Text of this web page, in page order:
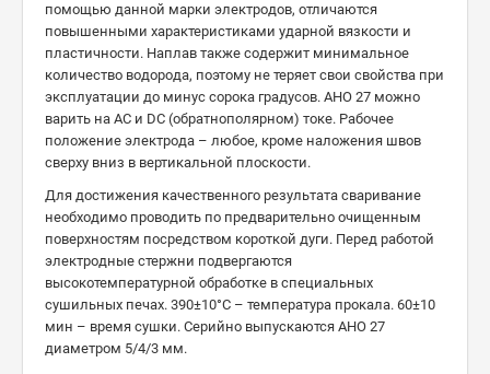
помощью данной марки электродов, отличаются
повышенными характеристиками ударной вязкости и
пластичности. Наплав также содержит минимальное
количество водорода, поэтому не теряет свои свойства при
эксплуатации до минус сорока градусов. АНО 27 можно
варить на AC и DC (обратнополярном) токе. Рабочее
положение электрода – любое, кроме наложения швов
сверху вниз в вертикальной плоскости.
Для достижения качественного результата сваривание
необходимо проводить по предварительно очищенным
поверхностям посредством короткой дуги. Перед работой
электродные стержни подвергаются
высокотемпературной обработке в специальных
сушильных печах. 390±10°C – температура прокала. 60±10
мин – время сушки. Серийно выпускаются АНО 27
диаметром 5/4/3 мм.